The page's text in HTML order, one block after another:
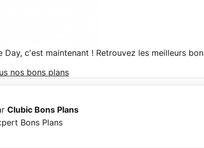
Day, c'est maintenant ! Retrouvez les meilleurs
nos bons plans
Clubic Bons Plans
Bons Plans